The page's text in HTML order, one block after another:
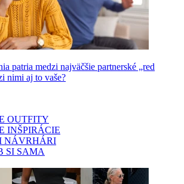
patria medzi najväčšie partnerské „red
nimi aj to vaše?
OUTFITY
INŠPIRÁCIE
NÁVRHÁRI
SI SAMA